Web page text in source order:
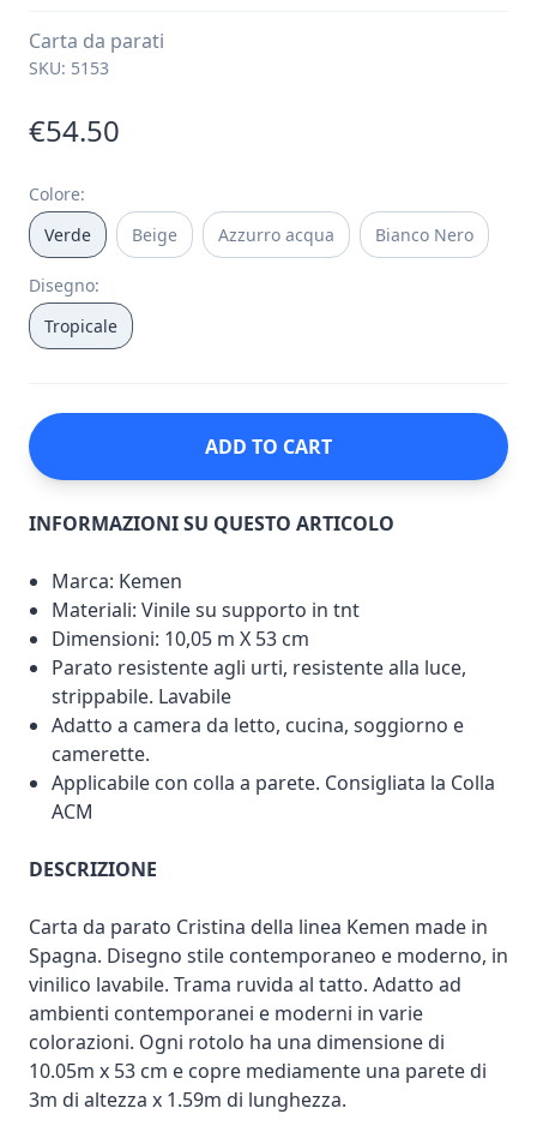
Carta da parati
SKU: 5153
€54.50
Colore:
Verde
Beige Azzurro acqua Bianco Nero
Disegno:
Tropicale
ADD TO CART
INFORMAZIONI SU QUESTO ARTICOLO
Marca: Kemen
Materiali: Vinile su supporto in tnt
Dimensioni: 10,05 m X 53 cm
Parato resistente agli urti, resistente alla luce,
strippabile. Lavabile
Adatto a camera da letto, cucina, soggiorno e
camerette.
Applicabile con colla a parete. Consigliata la Colla
ACM
DESCRIZIONE
Carta da parato Cristina della linea Kemen made in
Spagna. Disegno stile contemporaneo e moderno, in
vinilico lavabile. Trama ruvida al tatto. Adatto ad
ambienti contemporanei e moderni in varie
colorazioni. Ogni rotolo ha una dimensione di
10.05m x 53 cm e copre mediamente una parete di
3m di altezza x 1.59m di lunghezza.